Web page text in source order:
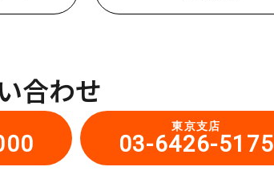
合わせ
東京支店
03-6426-5175